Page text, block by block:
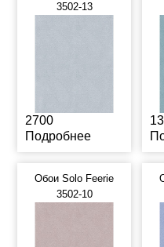
3502-13
2700
Подробнее
Обои Solo Feerie
3502-10